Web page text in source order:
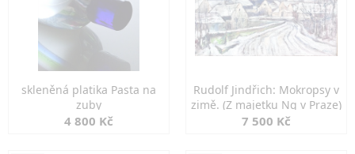
skleněná platika Pasta na
zuby
4 800 Kč
Rudolf Jindřich: Mokropsy v
zimě. (Z majetku Ng v Praze)
7 500 Kč